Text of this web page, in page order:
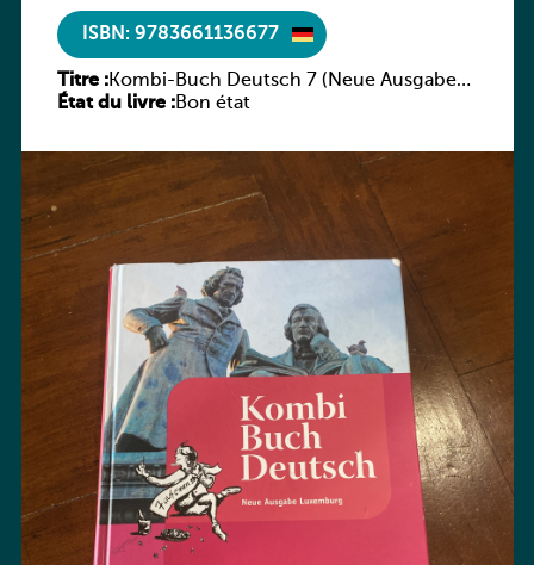
ISBN: 9783661136677
Titre :Kombi-Buch Deutsch 7 (Neue Ausgabe
Luxemburg)
État du livre :Bon état